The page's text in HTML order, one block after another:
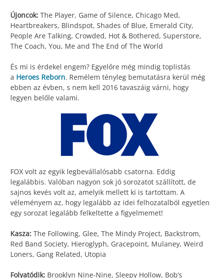
Újoncok: The Player, Game of Silence, Chicago Med,
Heartbreakers, Blindspot, Shades of Blue, Emerald City,
People Are Talking, Crowded, Hot & Bothered, Superstore,
The Coach, You, Me and The End of The World
És mi is érdekel engem? Egyelőre még mindig toplistás
a Heroes Reborn. Remélem tényleg bemutatásra kerül még
ebben az évben, s nem kell 2016 tavaszáig várni, hogy
legyen belőle valami.
FOX volt az egyik legbevállalósabb csatorna. Eddig
legalábbis. Valóban nagyon sok jó sorozatot szállított, de
sajnos kevés volt az, amelyik mellett ki is tartottam. A
véleményem az, hogy legalább az idei felhozatalból egyetlen
egy sorozat legalább felkeltette a figyelmemet!
Kasza: The Following, Glee, The Mindy Project, Backstrom,
Red Band Society, Hieroglyph, Gracepoint, Mulaney, Weird
Loners, Gang Related, Utopia
Folyatódik: Brooklyn Nine-Nine, Sleepy Hollow, Bob’s